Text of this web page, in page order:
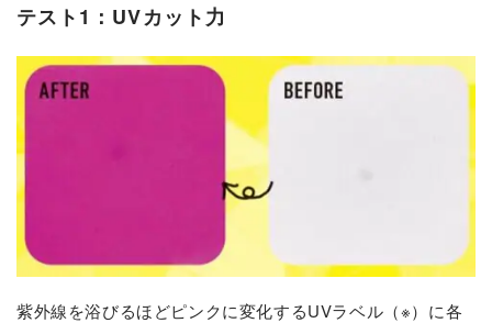
テスト1：UVカット力
紫外線を浴びるほどピンクに変化するUVラベル（※）に各